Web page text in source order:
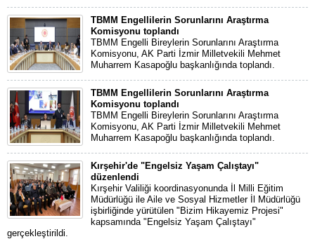
TBMM Engellilerin Sorunlarını Araştırma
Komisyonu toplandı
TBMM Engelli Bireylerin Sorunlarını Araştırma
Komisyonu, AK Parti İzmir Milletvekili Mehmet
Muharrem Kasapoğlu başkanlığında toplandı.
TBMM Engellilerin Sorunlarını Araştırma
Komisyonu toplandı
TBMM Engelli Bireylerin Sorunlarını Araştırma
Komisyonu, AK Parti İzmir Milletvekili Mehmet
Muharrem Kasapoğlu başkanlığında toplandı.
Kırşehir'de "Engelsiz Yaşam Çalıştayı"
düzenlendi
Kırşehir Valiliği koordinasyonunda İl Milli Eğitim
Müdürlüğü ile Aile ve Sosyal Hizmetler İl Müdürlüğü
işbirliğinde yürütülen "Bizim Hikayemiz Projesi"
kapsamında "Engelsiz Yaşam Çalıştayı"
gerçekleştirildi.